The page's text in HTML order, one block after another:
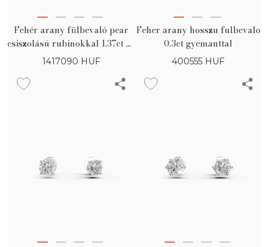
Fehér arany fülbevaló pear
csiszolású rubinokkal 1.37ct és
gyémántokkal 0.15ct
1417090 HUF
Feher arany hosszu fulbevalo
0.3ct gyemanttal
400555 HUF